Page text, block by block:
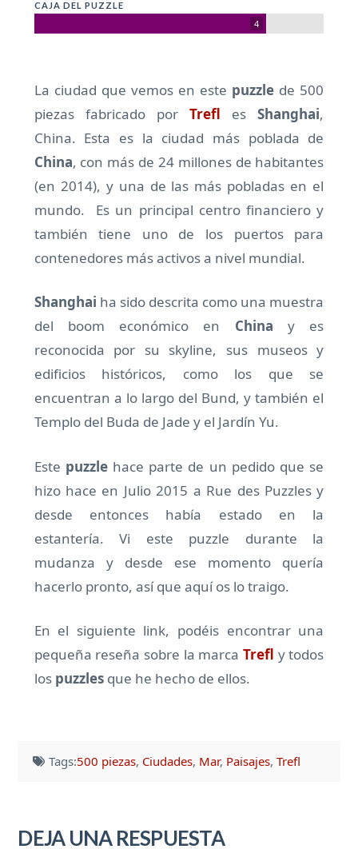
CAJA DEL PUZZLE
4
La ciudad que vemos en este puzzle de 500
piezas fabricado porTrefl esShanghai,
China. Esta es la ciudad más poblada de
China, con más de 24 millones de habitantes
(en 2014), y una de las más pobladas en el
mundo. Es un principal centro financiero y
también tiene uno de los puertos para
contenedores más activos a nivel mundial.
Shanghai ha sido descrita como una muestra
del boom económico en China y es
reconocida por su skyline, sus museos y
edificios históricos, como los que se
encuentran a lo largo del Bund, y también el
Templo del Buda de Jade y el Jardín Yu.
Este puzzlehace parte de un pedido que se
hizo hace en Julio 2015 a Rue des Puzzles y
desde entonces había estado en la
estantería. Vi este puzzle durante la
mudanza y desde ese momento quería
hacerlo pronto, así que aquí os lo traigo.
En el siguiente link, podéis encontrar una
pequeña reseña sobre la marcaTrefl y todos
los puzzlesque he hecho de ellos.
Tags:500 piezas, Ciudades, Mar, Paisajes, Trefl
DEJA UNA RESPUESTA